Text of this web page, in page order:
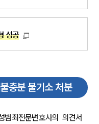
성공
충분 불기소 처분
범죄전문변호사의 의견서